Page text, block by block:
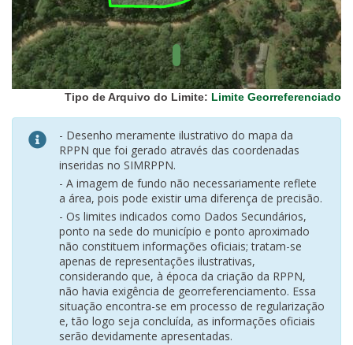
Rodovias
(IBGE)
Relevo
(IBGE)
Tipo de Arquivo do Limite: Limite Georreferenciado
- Desenho meramente ilustrativo do mapa da
RPPN que foi gerado através das coordenadas
inseridas no SIMRPPN.
- A imagem de fundo não necessariamente reflete
a área, pois pode existir uma diferença de precisão.
- Os limites indicados como Dados Secundários,
ponto na sede do município e ponto aproximado
não constituem informações oficiais; tratam-se
apenas de representações ilustrativas,
considerando que, à época da criação da RPPN,
não havia exigência de georreferenciamento. Essa
situação encontra-se em processo de regularização
e, tão logo seja concluída, as informações oficiais
serão devidamente apresentadas.